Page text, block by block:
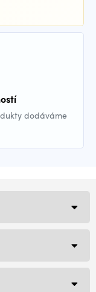
dodáváme